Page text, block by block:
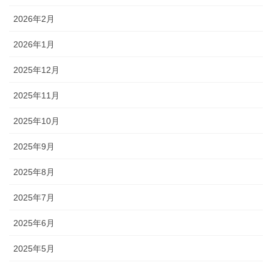
2026年2月
2026年1月
2025年12月
2025年11月
2025年10月
2025年9月
2025年8月
2025年7月
2025年6月
2025年5月